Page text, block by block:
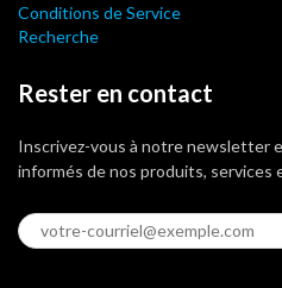
Conditions de Service
Recherche
Rester en contact
Inscrivez-vous à notre newsletter
informés de nos produits, services